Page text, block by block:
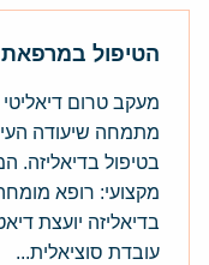
הטיפול במרפאת
מעקב טרום
מתמחה שיעודה
בטיפול בדיאליזה.
מקצועי: רופא
בדיאליזה יועצת
עובדת סוציאלית...